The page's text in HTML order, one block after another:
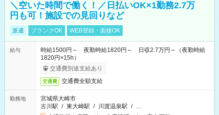
＼空いた時間で働く！／日払いOK×1勤務2.7万
円も可！施設での見回りなど
派遣 ブランクOK WEB登録・面接OK
給与
時給1500円～ 夜勤時給1820円～ 日収2.7万円～（夜勤時給
1820円×15h）
交通費別途支給あり
交通費 交通費全額支給
勤務地
宮城県大崎市
古川駅 / 東大崎駅 / 川渡温泉駅 / …